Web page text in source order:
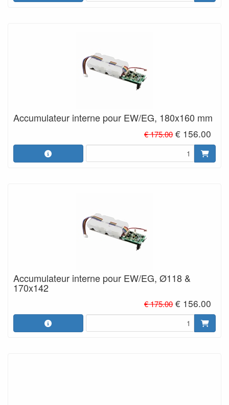
Accumulateur interne pour EW/EG, 180x160 mm
€ 175.00 € 156.00
Accumulateur interne pour EW/EG, Ø118 &
170x142
€ 175.00 € 156.00